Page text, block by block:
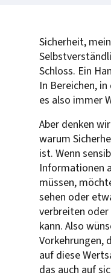
Sicherheit,
Schloss. Ein
In Bereichen,
es also immer
Aber denken
warum
ist. Wenn
Informationen
müssen,
sehen oder
verbreiten
kann. Also
Vorkehrungen,
auf diese
das auch auf